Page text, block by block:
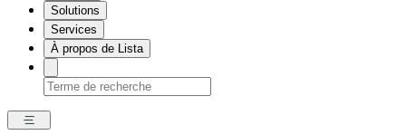
Solutions
Services
À propos de Lista